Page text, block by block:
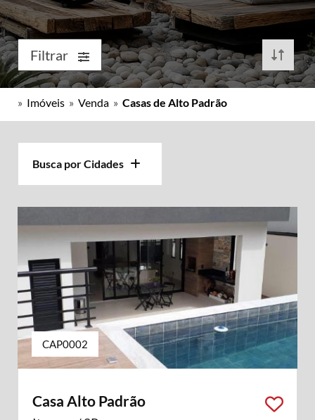
Filtrar
» Imóveis » Venda » Casas de Alto Padrão
Busca por Cidades
CAP0002
Casa Alto Padrão